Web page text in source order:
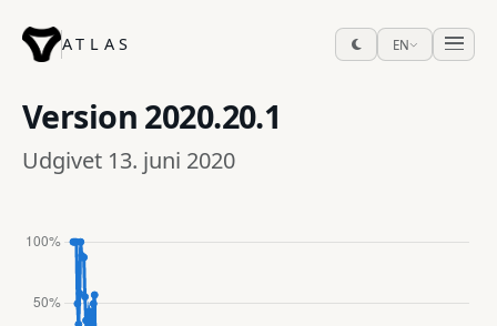
ATLAS EN
Version 2020.20.1
Udgivet 13. juni 2020